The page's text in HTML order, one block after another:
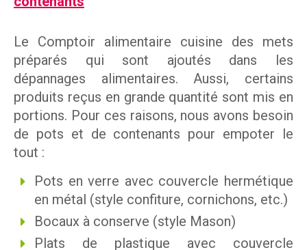
Le Comptoir alimentaire cuisine des mets
préparés qui sont ajoutés dans les
dépannages alimentaires. Aussi, certains
produits reçus en grande quantité sont mis en
portions. Pour ces raisons, nous avons besoin
de pots et de contenants pour empoter le
tout :
Pots en verre avec couvercle hermétique
en métal (style confiture, cornichons, etc.)
Bocaux à conserve (style Mason)
Plats de plastique avec couvercle